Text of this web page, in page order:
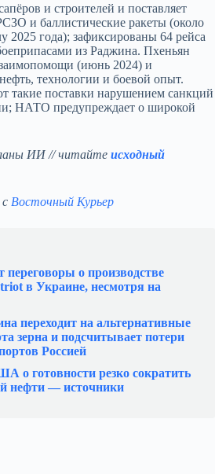
и строителей и поставляет
и баллистические ракеты (около
2025 года); зафиксированы 64 рейса
из Раджина. Пхеньян
(июнь 2024) и
технологии и боевой опыт.
поставки нарушением санкций
НАТО предупреждает о широкой
ИИ // читайте исходный
Восточный Курьер
о производстве
в Украине, несмотря на
переходит на альтернативные
зерна и подсчитывает потери
Россией
о готовности резко сократить
нефти — источники